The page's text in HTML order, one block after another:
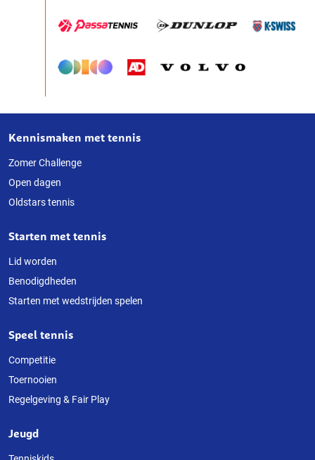
Over
deze
website
Kennismaken met tennis
Zomer Challenge
Open dagen
Oldstars tennis
Starten met tennis
Lid worden
Benodigdheden
Starten met wedstrijden spelen
Speel tennis
Competitie
Toernooien
Regelgeving & Fair Play
Jeugd